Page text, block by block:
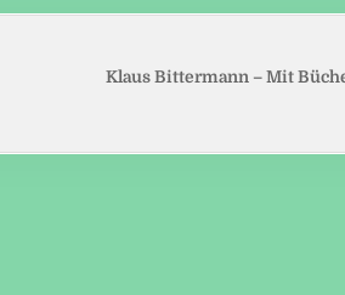
Klaus Bittermann – Mit